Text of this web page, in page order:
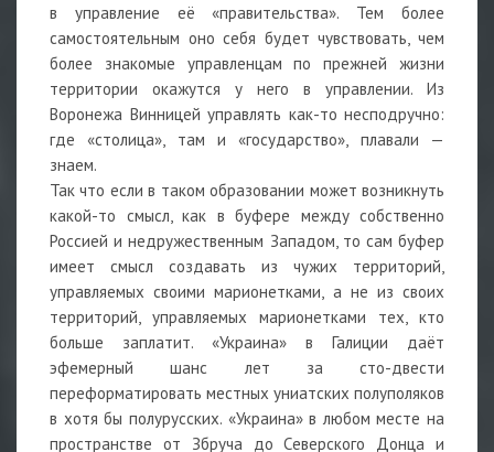
в управление её «правительства». Тем более
самостоятельным оно себя будет чувствовать, чем
более знакомые управленцам по прежней жизни
территории окажутся у него в управлении. Из
Воронежа Винницей управлять как-то несподручно:
где «столица», там и «государство», плавали —
знаем.
Так что если в таком образовании может возникнуть
какой-то смысл, как в буфере между собственно
Россией и недружественным Западом, то сам буфер
имеет смысл создавать из чужих территорий,
управляемых своими марионетками, а не из своих
территорий, управляемых марионетками тех, кто
больше заплатит. «Украина» в Галиции даёт
эфемерный шанс лет за сто-двести
переформатировать местных униатских полуполяков
в хотя бы полурусских. «Украина» в любом месте на
пространстве от Збруча до Северского Донца и